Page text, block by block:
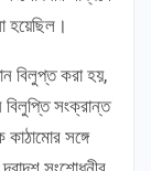
হয়েছিল।
বিলুপ্ত করা হয়,
বিলুপ্তি সংক্রান্ত
সঙ্গে